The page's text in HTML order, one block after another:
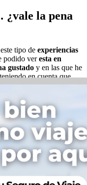
la pena
tipo de experiencias
podido veresta en
gustado y en las que he
en cuenta que
del 15%creo que es
en NYC
NYC
que ver en
porque hay mucho por
o si ya conoces NYC y
Labs puede ser una